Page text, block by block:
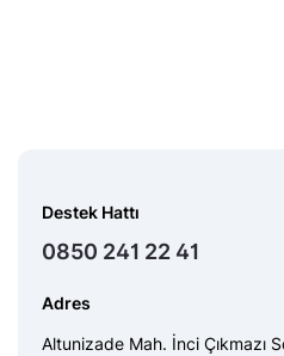
Destek Hattı
0850 241 22 41
Adres
Altunizade Mah. İnci Çıkmazı